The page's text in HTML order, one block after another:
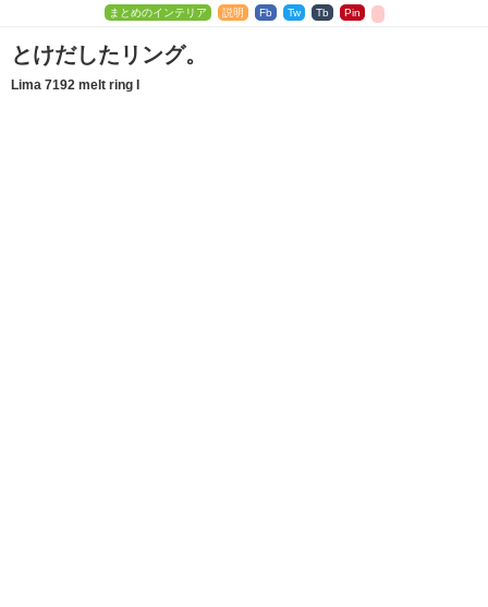
まとめのインテリア 説明 Fb Tw Tb Pin
とけだしたリング。
Lima 7192 melt ring I